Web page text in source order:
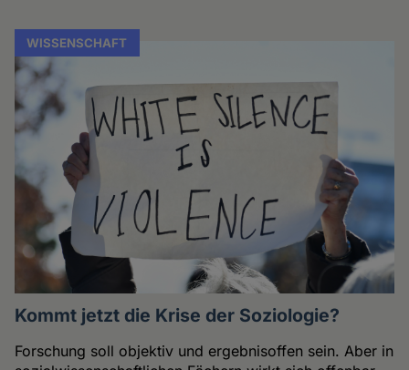
WISSENSCHAFT
Kommt jetzt die Krise der Soziologie?
Forschung soll objektiv und ergebnisoffen sein. Aber in